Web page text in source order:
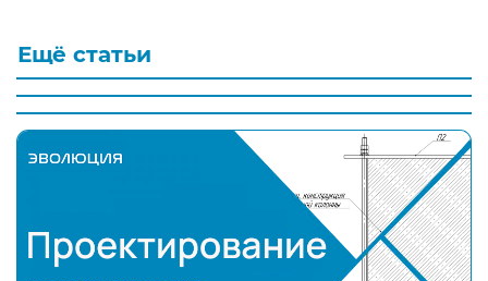
Ещё статьи
Какие средства индивидуальной защиты (СИЗ)
Что такое страховочная система
Типы анкерных устройств
Проектирование анкерных линий